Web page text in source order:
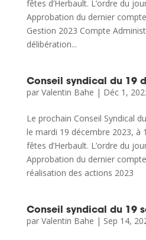
fêtes d’Herbault. L’ordre du
Approbation du dernier
Gestion 2023 Compte
délibération...
Conseil syndical du 19
par Valentin Bahe | Déc 1,
Le prochain Conseil Syndical
le mardi 19 décembre 2023, à
fêtes d’Herbault. L’ordre du
Approbation du dernier
réalisation des actions
Conseil syndical du 19
par Valentin Bahe | Sep 14,